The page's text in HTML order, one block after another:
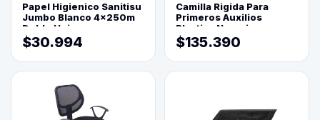
Papel Higienico Sanitisu
Jumbo Blanco 4x250m
Doble Hoja
$30.994
Camilla Rigida Para
Primeros Auxilios
Plastica Naranja
$135.390